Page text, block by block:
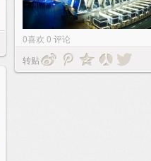
0喜欢 0 评论
转贴